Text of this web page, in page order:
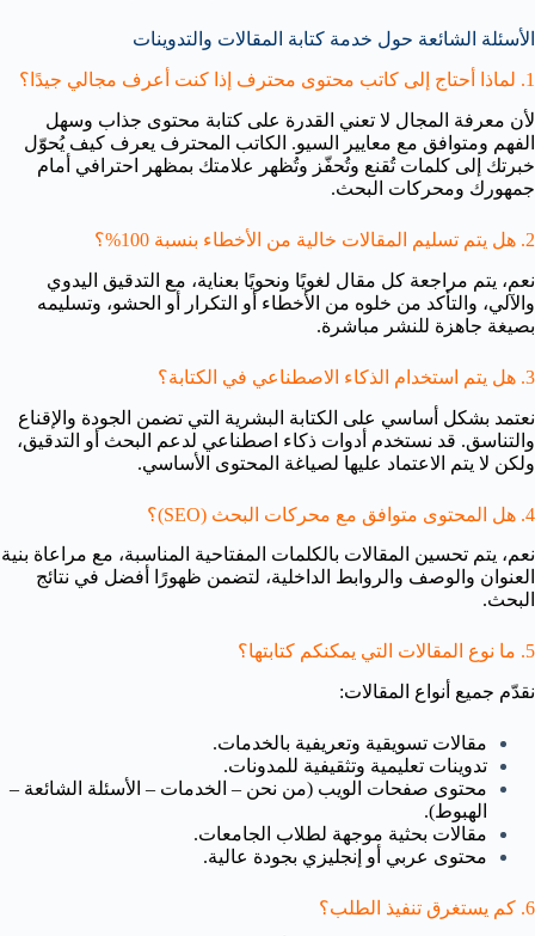
الأسئلة الشائعة حول خدمة كتابة المقالات والتدوينات
1. لماذا أحتاج إلى كاتب محتوى محترف إذا كنت أعرف مجالي جيدًا؟
لأن معرفة المجال لا تعني القدرة على كتابة محتوى جذاب وسهل
الفهم ومتوافق مع معايير السيو. الكاتب المحترف يعرف كيف يُحوّل
خبرتك إلى كلمات تُقنع وتُحفّز وتُظهر علامتك بمظهر احترافي أمام
جمهورك ومحركات البحث.
2. هل يتم تسليم المقالات خالية من الأخطاء بنسبة 100%؟
نعم، يتم مراجعة كل مقال لغويًا ونحويًا بعناية، مع التدقيق اليدوي
والآلي، والتأكد من خلوه من الأخطاء أو التكرار أو الحشو، وتسليمه
بصيغة جاهزة للنشر مباشرة.
3. هل يتم استخدام الذكاء الاصطناعي في الكتابة؟
نعتمد بشكل أساسي على الكتابة البشرية التي تضمن الجودة والإقناع
والتناسق. قد نستخدم أدوات ذكاء اصطناعي لدعم البحث أو التدقيق،
ولكن لا يتم الاعتماد عليها لصياغة المحتوى الأساسي.
4. هل المحتوى متوافق مع محركات البحث (SEO)؟
نعم، يتم تحسين المقالات بالكلمات المفتاحية المناسبة، مع مراعاة بنية
العنوان والوصف والروابط الداخلية، لتضمن ظهورًا أفضل في نتائج
البحث.
5. ما نوع المقالات التي يمكنكم كتابتها؟
نقدّم جميع أنواع المقالات:
مقالات تسويقية وتعريفية بالخدمات.
تدوينات تعليمية وتثقيفية للمدونات.
محتوى صفحات الويب (من نحن – الخدمات – الأسئلة الشائعة –
الهبوط).
مقالات بحثية موجهة لطلاب الجامعات.
محتوى عربي أو إنجليزي بجودة عالية.
6. كم يستغرق تنفيذ الطلب؟